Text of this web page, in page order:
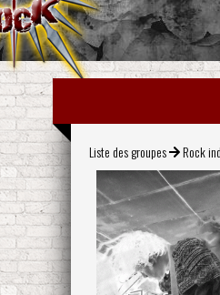
Liste des groupes Rock